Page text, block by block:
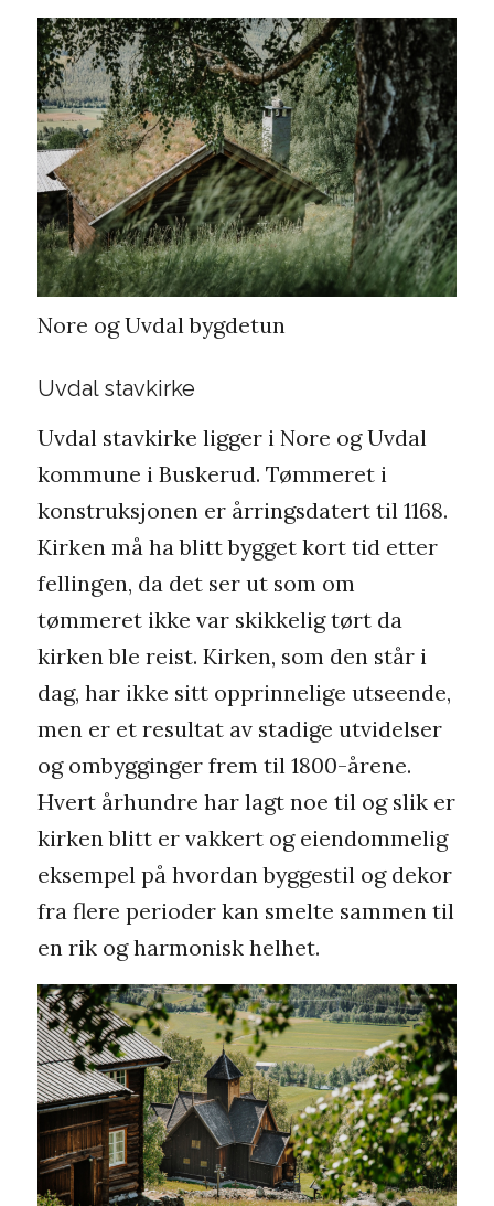
Nore og Uvdal bygdetun
Uvdal stavkirke
Uvdal stavkirke ligger i Nore og Uvdal
kommune i Buskerud. Tømmeret i
konstruksjonen er årringsdatert til 1168.
Kirken må ha blitt bygget kort tid etter
fellingen, da det ser ut som om
tømmeret ikke var skikkelig tørt da
kirken ble reist. Kirken, som den står i
dag, har ikke sitt opprinnelige utseende,
men er et resultat av stadige utvidelser
og ombygginger frem til 1800-årene.
Hvert århundre har lagt noe til og slik er
kirken blitt er vakkert og eiendommelig
eksempel på hvordan byggestil og dekor
fra flere perioder kan smelte sammen til
en rik og harmonisk helhet.